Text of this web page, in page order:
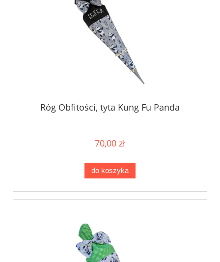
Róg Obfitości, tyta Kung Fu Panda
70,00 zł
do koszyka